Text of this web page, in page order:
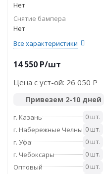
Нет
Снятие бампера
Нет
Все характеристики
14 550 P/шт
Цена с уст-ой: 26 050 P
Привезем 2-10 дней
г. Казань
0 шт.
г. Набережные Челны 0 шт.
г. Уфа
0 шт.
г. Чебоксары
0 шт.
Оптовый
0 шт.